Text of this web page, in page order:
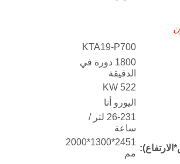
KTA19-P700
1800 دورة في
الدقيقة
522 KW
اليورو أنا
26-231 لتر /
ساعة
2451*1300*2000
مم